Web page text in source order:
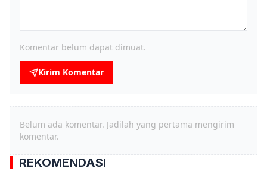
Komentar belum dapat dimuat.
Kirim Komentar
Belum ada komentar. Jadilah yang pertama mengirim
komentar.
REKOMENDASI